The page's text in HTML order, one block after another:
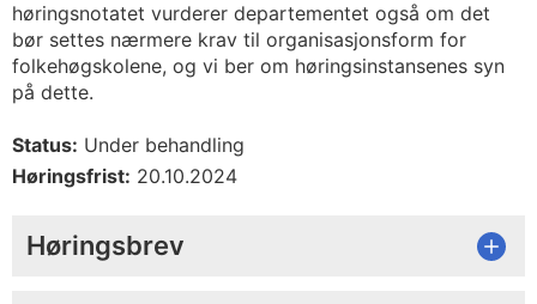
høringsnotatet vurderer departementet også om det
bør settes nærmere krav til organisasjonsform for
folkehøgskolene, og vi ber om høringsinstansenes syn
på dette.
Status: Under behandling
Høringsfrist: 20.10.2024
Høringsbrev